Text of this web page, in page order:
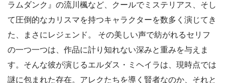
ラムダンク』の流川楓など、クールでミステリアス、そし
て圧倒的なカリスマを持つキャラクターを数多く演じてき
た、まさにレジェンド。 その美しい声で紡がれるセリフ
の一つ一つは、作品に計り知れない深みと重みを与えま
す。そんな彼が演じるエルダス・ミヘイラは、現時点では
謎に包まれた存在。アレクたちを導く賢者なのか、それと